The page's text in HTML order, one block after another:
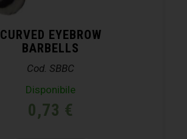
CURVED EYEBROW
BARBELLS
Cod. SBBC
Disponibile
0,73 €